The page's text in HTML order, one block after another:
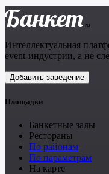
Банкет .ru
Интеллектуальная
event-индустрии, а не
Добавить заведение
Площадки
Банкетные залы
Рестораны
По районам
По параметрам
На карте